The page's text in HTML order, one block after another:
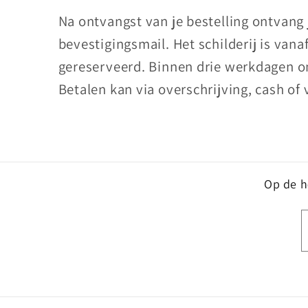
Na ontvangst van je bestelling
bevestigingsmail. Het schilderij is
gereserveerd. Binnen drie werkdagen
Betalen kan via overschrijving, cash of
Op de